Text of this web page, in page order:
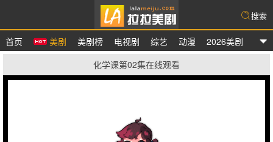
拉拉美剧
首页 美剧 美剧榜 电视剧 综艺 动漫 2026美剧
搜索
化学课第02集在线观看